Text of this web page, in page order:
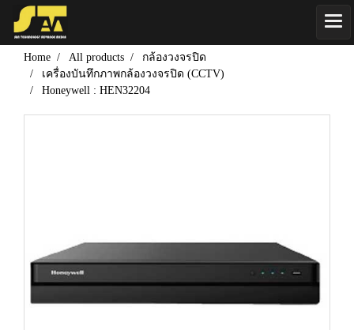
Home All products
กล้องวงจรปิด
เครื่องบันทึกภาพกล้องวงจรปิด (CCTV)
Honeywell : HEN32204